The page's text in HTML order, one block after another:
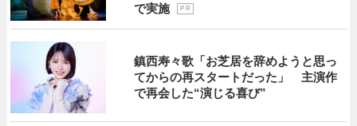
で実施
P R
鎮西寿々歌「お芝居を辞めようと思っ
てからの再スタートだった」 主演作
で再会した“演じる喜び”